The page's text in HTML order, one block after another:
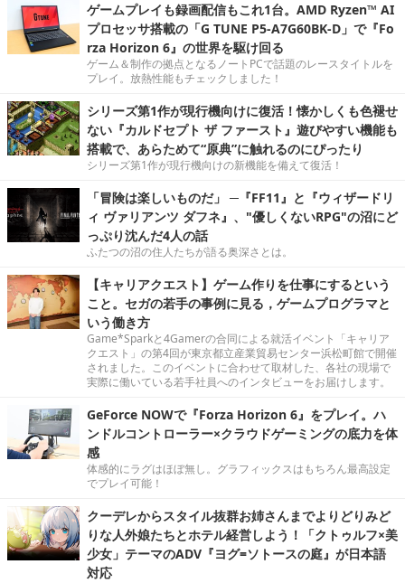
ゲームプレイも録画配信もこれ1台。AMD Ryzen™ AI
プロセッサ搭載の「G TUNE P5-A7G60BK-D」で『Fo
rza Horizon 6』の世界を駆け回る
ゲーム＆制作の拠点となるノートPCで話題のレースタイトルを
プレイ。放熱性能もチェックしました！
シリーズ第1作が現行機向けに復活！懐かしくも色褪せ
ない『カルドセプト ザ ファースト』遊びやすい機能も
搭載で、あらためて“原典”に触れるのにぴったり
シリーズ第1作が現行機向けの新機能を備えて復活！
「冒険は楽しいものだ」 ─『FF11』と『ウィザードリ
ィ ヴァリアンツ ダフネ』、"優しくないRPG"の沼にど
っぷり沈んだ4人の話
ふたつの沼の住人たちが語る奥深さとは。
【キャリアクエスト】ゲーム作りを仕事にするという
こと。セガの若手の事例に見る，ゲームプログラマと
いう働き方
Game*Sparkと4Gamerの合同による就活イベント「キャリア
クエスト」の第4回が東京都立産業貿易センター浜松町館で開催
されました。このイベントに合わせて取材した、各社の現場で
実際に働いている若手社員へのインタビューをお届けします。
GeForce NOWで『Forza Horizon 6』をプレイ。ハ
ンドルコントローラー×クラウドゲーミングの底力を体
感
体感的にラグはほぼ無し。グラフィックスはもちろん最高設定
でプレイ可能！
クーデレからスタイル抜群お姉さんまでよりどりみど
りな人外娘たちとホテル経営しよう！「クトゥルフ×美
少女」テーマのADV『ヨグ=ソトースの庭』が日本語
対応